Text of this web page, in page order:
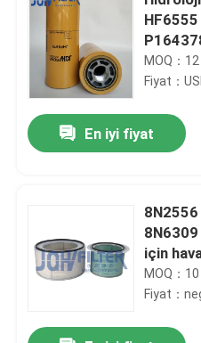
MOQ：
Fiyat：
En iyi fiyat
için
3512
MOQ：
Fiyat：